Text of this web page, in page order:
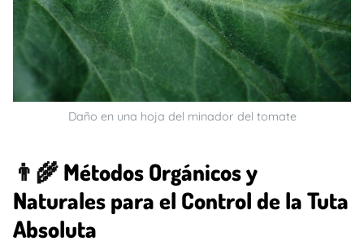
Daño en una hoja del minador del tomate
👨‍🌾Métodos Orgánicos y
Naturales para el Control de la Tuta
Absoluta